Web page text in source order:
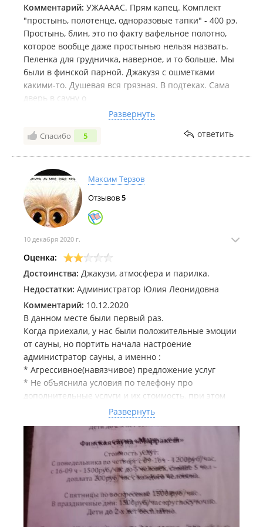
Комментарий: УЖААААС. Прям капец. Комплект
"простынь, полотенце, одноразовые тапки" - 400 рэ.
Простынь, блин, это по факту вафельное полотно,
которое вообще даже простынью нельзя назвать.
Пеленка для грудничка, наверное, и то больше. Мы
были в финской парной. Джакузя с ошметками
какими-то. Душевая вся грязная. В подтеках. Сама
дверь в сауну о
Закрывается очень плохо. Сквозит. На лавочках
лежат типа войлочные покрывала. На деле какие-то
половые тряпки. В душе горячая вода закончилась
час, 400 комплект принадлежностей, 250 рэ кружка
чая. Итого за двоих у нас вышло больше 4000. Блин.
Сюда вообще больше ни ногой. Администратор
девушка Яна милая очень. Единственное
достоинство этого кошмара.
Развернуть
Спасибо 5 ответить
Максим Терзов
Отзывов5
10 декабря 2020 г.
Оценка:
Достоинства: Джакузи, атмосфера и парилка.
Недостатки: Администратор Юлия Леонидовна
Комментарий: 10.12.2020
В данном месте были первый раз.
Когда приехали, у нас были положительные эмоции
от сауны, но портить начала настроение
администратор сауны, а именно :
* Агрессивное(навязчивое) предложение услуг
* Не объяснила условия по телефону про
дополнительные услуги и их стоимость, при этом
задавался прямой вопрос ей, за что платим.
* Для себя в калькуляторе насчитала общую сумму
и озвучила. НО! Даже не сказав, что именно идёт в
этот счёт. Я, естественно, спросил, почему вышло
больше, чем нужно.
Ответ администратора : "Ну я посчитала тапки
400р, полотенца 200, влажные салфетки 200р"
Меня смутило, почему она не сказала об этом по
телефону или хотя бы на месте, что
Развернуть